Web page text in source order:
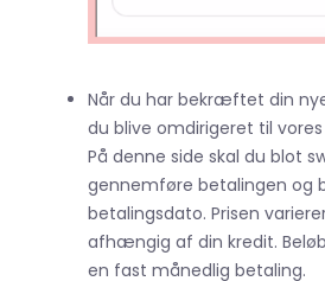
Når du har bekræftet din
du blive omdirigeret til
På denne side skal du blot
gennemføre betalingen og
betalingsdato. Prisen
afhængig af din kredit.
en fast månedlig betaling.